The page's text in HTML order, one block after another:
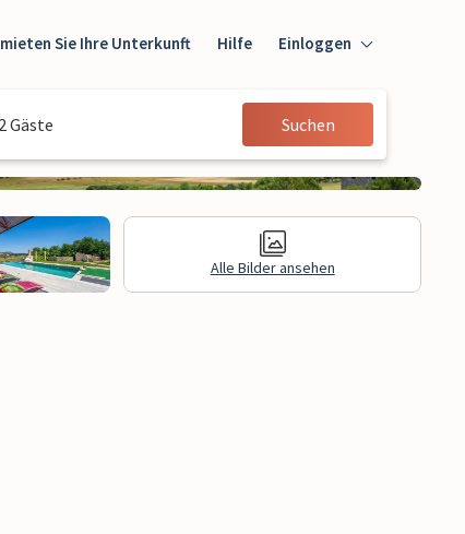
Sie Ihre Unterkunft Hilfe Einloggen
Einloggen
Gast
2 Gäste Suchen
Alle Bilder ansehen